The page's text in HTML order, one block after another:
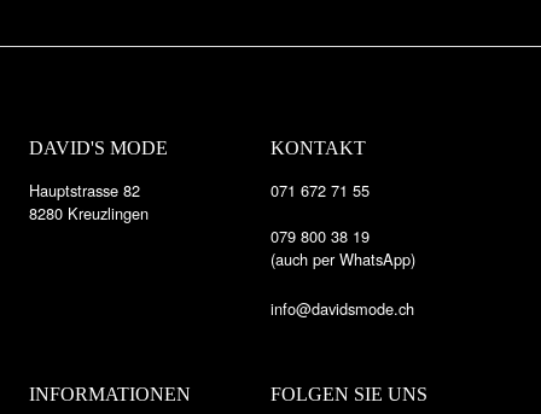
DAVID'S MODE
Hauptstrasse 82
8280 Kreuzlingen
KONTAKT
071 672 71 55
079 800 38 19
(auch per WhatsApp)
info@davidsmode.ch
INFORMATIONEN FOLGEN SIE UNS